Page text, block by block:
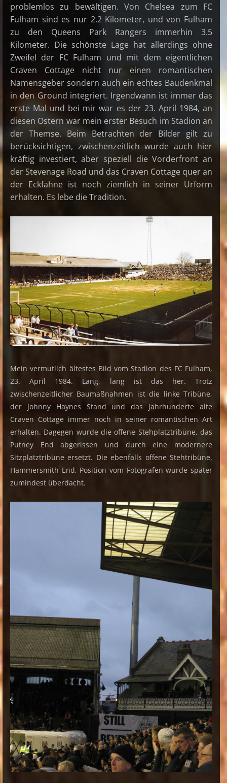
problemlos zu bewältigen. Von Chelsea zum FC
Fulham sind es nur 2.2 Kilometer, und von Fulham
zu den Queens Park Rangers immerhin 3.5
Kilometer. Die schönste Lage hat allerdings ohne
Zweifel der FC Fulham und mit dem eigentlichen
Craven Cottage nicht nur einen romantischen
Namensgeber sondern auch ein echtes Baudenkmal
in den Ground integriert. Irgendwann ist immer das
erste Mal und bei mir war es der 23. April 1984, an
diesen Ostern war mein erster Besuch im Stadion an
der Themse. Beim Betrachten der Bilder gilt zu
berücksichtigen, zwischenzeitlich wurde auch hier
kräftig investiert, aber speziell die Vorderfront an
der Stevenage Road und das Craven Cottage quer an
der Eckfahne ist noch ziemlich in seiner Urform
erhalten. Es lebe die Tradition.
Mein vermutlich ältestes Bild vom Stadion des FC Fulham,
23. April 1984. Lang, lang ist das her. Trotz
zwischenzeitlicher Baumaßnahmen ist die linke Tribüne,
der Johnny Haynes Stand und das jahrhunderte alte
Craven Cottage immer noch in seiner romantischen Art
erhalten. Dagegen wurde die offene Stehplatztribüne, das
Putney End abgerissen und durch eine modernere
Sitzplatztribüne ersetzt. Die ebenfalls offene Stehtribüne,
Hammersmith End, Position vom Fotografen wurde später
zumindest überdacht.